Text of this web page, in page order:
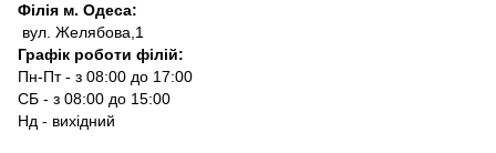
Філія м. Одеса:
вул. Желябова,1
Графік роботи філій:
Пн-Пт - з 08:00 до 17:00
СБ - з 08:00 до 15:00
Нд - вихідний